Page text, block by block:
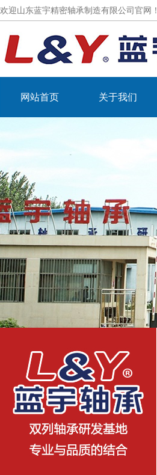
欢迎山东蓝宇精密轴承制造有限公司官网！
网站首页 关于我们